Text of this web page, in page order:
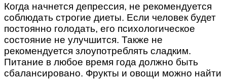
Когда начнется депрессия, не рекомендуется
соблюдать строгие диеты. Если человек будет
постоянно голодать, его психологическое
состояние не улучшится. Также не
рекомендуется злоупотреблять сладким.
Питание в любое время года должно быть
сбалансировано. Фрукты и овощи можно найти